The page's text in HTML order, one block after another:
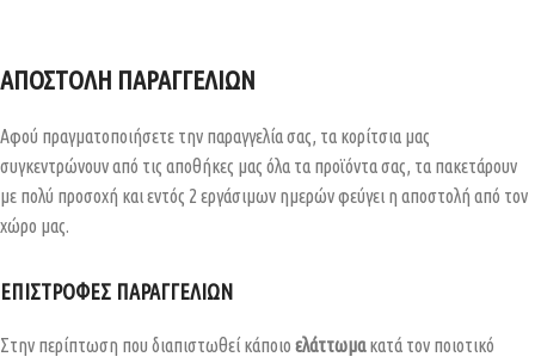
ΑΠΟΣΤΟΛΗ ΠΑΡΑΓΓΕΛΙΩΝ
Αφού πραγματοποιήσετε την παραγγελία σας, τα κορίτσια μας
συγκεντρώνουν από τις αποθήκες μας όλα τα προϊόντα σας, τα πακετάρουν
με πολύ προσοχή και εντός 2 εργάσιμων ημερών φεύγει η αποστολή από τον
χώρο μας.
ΕΠΙΣΤΡΟΦΕΣ ΠΑΡΑΓΓΕΛΙΩΝ
Στην περίπτωση που διαπιστωθεί κάποιο ελάττωμακατά τον ποιοτικό